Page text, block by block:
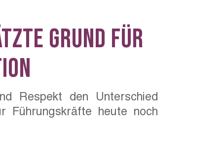
Grund für
Respekt den Unterschied
Führungskräfte heute noch